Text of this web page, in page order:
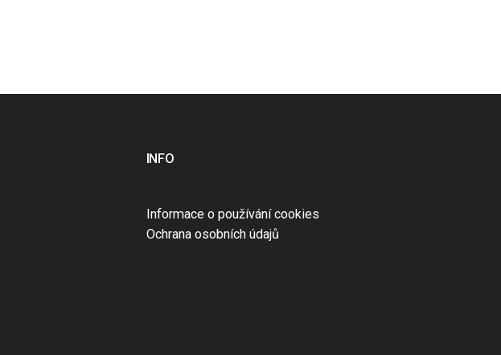
INFO
Informace o používání cookies
Ochrana osobních údajů